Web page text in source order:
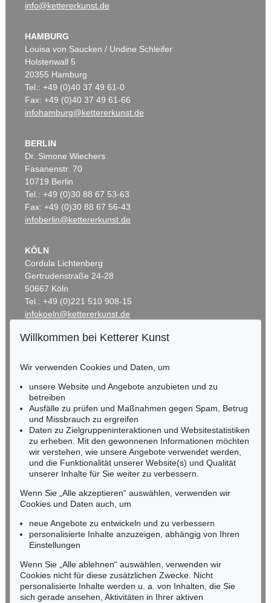
info@kettererkunst.de
HAMBURG
Louisa von Saucken / Undine Schleifer
Holstenwall 5
20355 Hamburg
Tel.: +49 (0)40 37 49 61-0
Fax: +49 (0)40 37 49 61-66
infohamburg@kettererkunst.de
BERLIN
Dr. Simone Wiechers
Fasanenstr. 70
10719 Berlin
Tel.: +49 (0)30 88 67 53-63
Fax: +49 (0)30 88 67 56-43
infoberlin@kettererkunst.de
KÖLN
Cordula Lichtenberg
Gertrudenstraße 24-28
50667 Köln
Tel.: +49 (0)221 510 908-15
infokoeln@kettererkunst.de
RHEINLAND-PFALZ
Miriam Heß
Tel.: +49 (0)62 21 58 80-038
Fax: +49 (0)62 21 58 80-595
infoheidelberg@kettererkunst.de
NORDDEUTSCHLAND
Nico Kassel, M.A.
Tel.: +49 (0)89 55244-164
Mobil: +49 (0)171 8618661
n.kassel@kettererkunst.de
Keine Auktion mehr verpassen!
Wir informieren Sie rechtzeitig.
Willkommen bei Ketterer Kunst
Wir verwenden Cookies und Daten, um
unsere Website und Angebote anzubieten und zu
betreiben
Ausfälle zu prüfen und Maßnahmen gegen Spam, Betrug
und Missbrauch zu ergreifen
Daten zu Zielgruppeninteraktionen und Websitestatistiken
zu erheben. Mit den gewonnenen Informationen möchten
wir verstehen, wie unsere Angebote verwendet werden,
und die Funktionalität unserer Website(s) und Qualität
unserer Inhalte für Sie weiter zu verbessern.
Wenn Sie „Alle akzeptieren“ auswählen, verwenden wir
Cookies und Daten auch, um
neue Angebote zu entwickeln und zu verbessern
personalisierte Inhalte anzuzeigen, abhängig von Ihren
Einstellungen
Wenn Sie „Alle ablehnen“ auswählen, verwenden wir
Cookies nicht für diese zusätzlichen Zwecke. Nicht
personalisierte Inhalte werden u. a. von Inhalten, die Sie
sich gerade ansehen, Aktivitäten in Ihrer aktiven